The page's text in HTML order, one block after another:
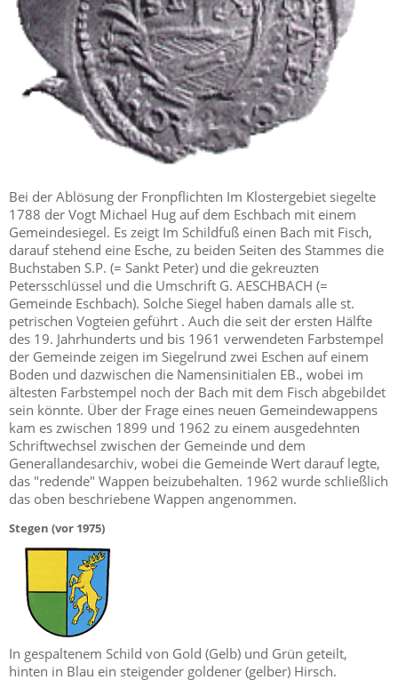
Bei der Ablösung der Fronpflichten Im Klostergebiet siegelte
1788 der Vogt Michael Hug auf dem Eschbach mit einem
Gemeindesiegel. Es zeigt Im Schildfuß einen Bach mit Fisch,
darauf stehend eine Esche, zu beiden Seiten des Stammes die
Buchstaben S.P. (= Sankt Peter) und die gekreuzten
Petersschlüssel und die Umschrift G. AESCHBACH (=
Gemeinde Eschbach). Solche Siegel haben damals alle st.
petrischen Vogteien geführt . Auch die seit der ersten Hälfte
des 19. Jahrhunderts und bis 1961 verwendeten Farbstempel
der Gemeinde zeigen im Siegelrund zwei Eschen auf einem
Boden und dazwischen die Namensinitialen EB., wobei im
ältesten Farbstempel noch der Bach mit dem Fisch abgebildet
sein könnte. Über der Frage eines neuen Gemeindewappens
kam es zwischen 1899 und 1962 zu einem ausgedehnten
Schriftwechsel zwischen der Gemeinde und dem
Generallandesarchiv, wobei die Gemeinde Wert darauf legte,
das "redende" Wappen beizubehalten. 1962 wurde schließlich
das oben beschriebene Wappen angenommen.
Stegen (vor 1975)
In gespaltenem Schild von Gold (Gelb) und Grün geteilt,
hinten in Blau ein steigender goldener (gelber) Hirsch.